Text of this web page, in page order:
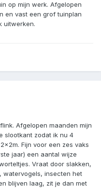
op mijn werk. Afgelopen
en vast een grof tuinplan
uitwerken.
Afgelopen maanden mijn
slootkant zodat ik nu 4
Fijn voor een zes vaks
jaar) een aantal wijze
Vraat door slakken,
watervogels, insecten het
blijven laag, zit je dan met